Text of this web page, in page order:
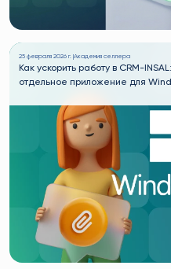
25 февраля 2026 г. | Академия селлера
Как ускорить работу в CRM-
отдельное приложение для